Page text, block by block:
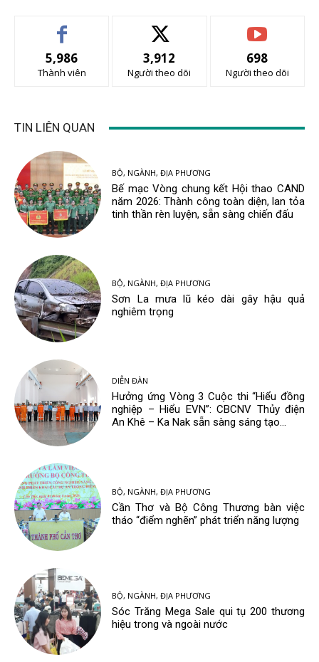
5,986
Thành viên
3,912
Người theo dõi
698
Người theo dõi
TIN LIÊN QUAN
BỘ, NGÀNH, ĐỊA PHƯƠNG
Bế mạc Vòng chung kết Hội thao CAND
năm 2026: Thành công toàn diện, lan tỏa
tinh thần rèn luyện, sẵn sàng chiến đấu
BỘ, NGÀNH, ĐỊA PHƯƠNG
Sơn La mưa lũ kéo dài gây hậu quả
nghiêm trọng
DIỄN ĐÀN
Hưởng ứng Vòng 3 Cuộc thi “Hiểu đồng
nghiệp – Hiểu EVN”: CBCNV Thủy điện
An Khê – Ka Nak sẵn sàng sáng tạo...
BỘ, NGÀNH, ĐỊA PHƯƠNG
Cần Thơ và Bộ Công Thương bàn việc
tháo “điểm nghẽn” phát triển năng lượng
BỘ, NGÀNH, ĐỊA PHƯƠNG
Sóc Trăng Mega Sale qui tụ 200 thương
hiệu trong và ngoài nước